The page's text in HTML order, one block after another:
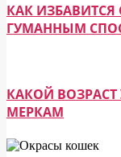
КАК
ГУМАННЫМ
КАКОЙ
МЕРКАМ